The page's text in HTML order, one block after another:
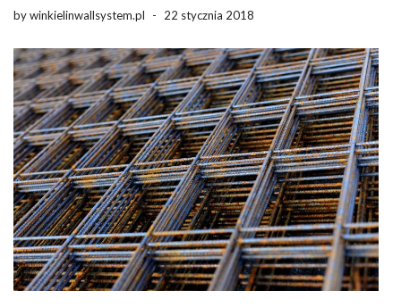
bywinkielinwallsystem.pl - 22 stycznia 2018